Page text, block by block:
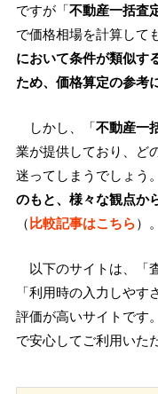
ですが「不動産一括査
で価格相場を計算して
において条件が類似す
ため、価格算定の参考
しかし、「不動産一
業が提供しており、ど
迷ってしまうでしょう
のもと、様々な観点か
（比較記事はこちら）。
以下のサイトは、「
「利用時の入力しや
評価が高いサイトです
で安心してご利用いた